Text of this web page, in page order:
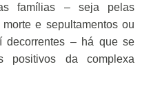
famílias – seja pelas
e sepultamentos ou
decorrentes – há que se
positivos da complexa